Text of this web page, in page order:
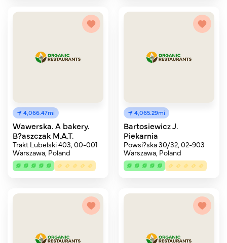
4,066.47mi
Wawerska. A bakery.
B?aszczak M.A.T.
Trakt Lubelski 403, 00-001
Warszawa, Poland
4,065.29mi
Bartosiewicz J.
Piekarnia
Powsi?ska 30/32, 02-903
Warszawa, Poland